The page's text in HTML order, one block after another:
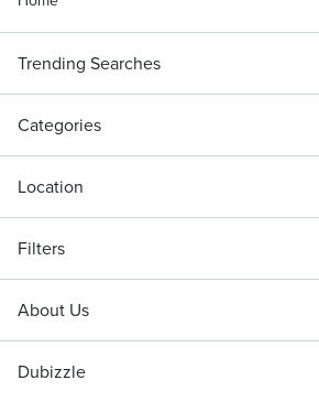
Trending Searches
Categories
Location
Filters
About Us
Dubizzle